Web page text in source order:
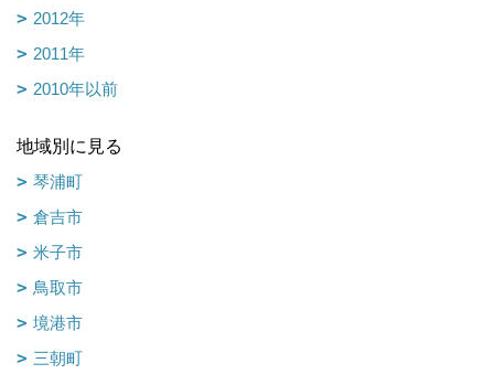
2012年
2011年
2010年以前
地域別に見る
琴浦町
倉吉市
米子市
鳥取市
境港市
三朝町